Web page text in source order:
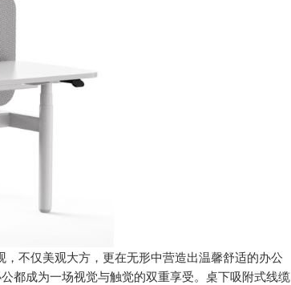
不仅美观大方，更在无形中营造出温馨舒适的办公
都成为一场视觉与触觉的双重享受。桌下吸附式线缆